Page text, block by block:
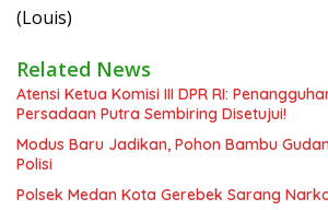
(Louis)
Related News
Atensi Ketua Komisi III DPR RI:
Persadaan Putra Sembiring Disetujui!
Modus Baru Jadikan, Pohon Bambu
Polisi
Polsek Medan Kota Gerebek Sarang